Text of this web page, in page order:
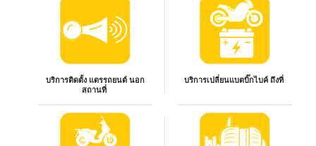
บริการติดตั้ง แตรรถยนต์ นอก
สถานที่
บริการเปลี่ยนแบตบิ๊กไบค์ ถึงที่